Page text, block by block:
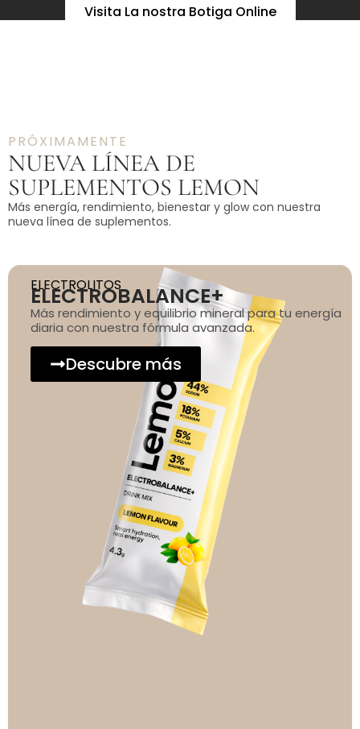
Visita La nostra Botiga Online
PRÓXIMAMENTE
NUEVA LÍNEA DE
SUPLEMENTOS LEMON
Más energía, rendimiento, bienestar y glow con nuestra
nueva línea de suplementos.
ELECTROLITOS
ELECTROBALANCE+
Más rendimiento y equilibrio mineral para tu energía
diaria con nuestra fórmula avanzada.
Descubre más